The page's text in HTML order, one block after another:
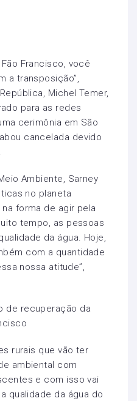
Francisco, você
a transposição”,
Michel Temer,
para as redes
cerimônia em São
cancelada devido
Ambiente, Sarney
no planeta
forma de agir pela
tempo, as pessoas
da água. Hoje,
com a quantidade
nossa atitude”,
rurais que vão ter
ambiental com
e com isso vai
qualidade da água do